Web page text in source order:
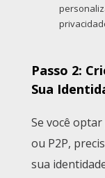
Passo 2:
Sua
Se você
ou P2P,
sua